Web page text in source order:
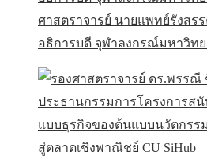
ศาสตราจารย์ นายแพทย์รังสร
อธิการบดี จุฬาลงกรณ์มหาวิทย